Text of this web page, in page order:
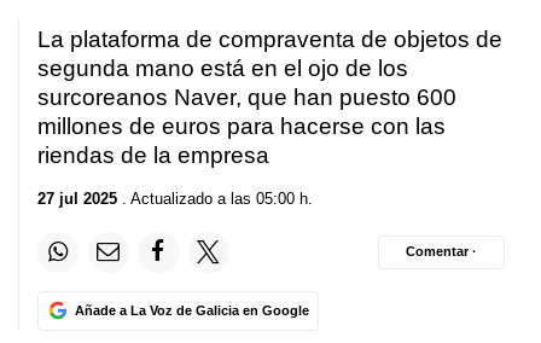
La plataforma de compraventa de objetos de
segunda mano está en el ojo de los
surcoreanos Naver, que han puesto 600
millones de euros para hacerse con las
riendas de la empresa
27 jul 2025 . Actualizado a las 05:00 h.
Añade a La Voz de Galicia en Google
Comentar ·